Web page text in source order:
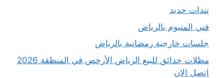
تندات حديد
فني المنيوم بالرياض
جلسات خارجية رمضانية بالرياض
مظلات حدائق للبيع الرياض الأرخص في المنطقة 2026
اتصل الان